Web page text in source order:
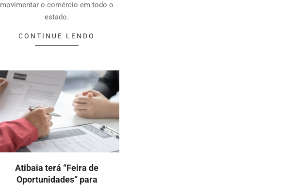
movimentar o comércio em todo o
estado.
CONTINUE LENDO
Atibaia terá “Feira de
Oportunidades” para